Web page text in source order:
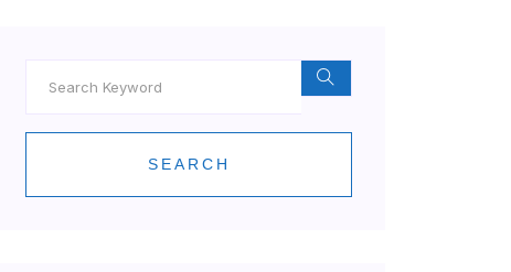
SEARCH